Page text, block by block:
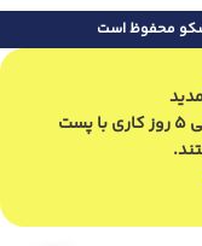
محفوظ است
تمامی سفارشات طبق روال عادی طی 2 الی 5 روز کاری با پست